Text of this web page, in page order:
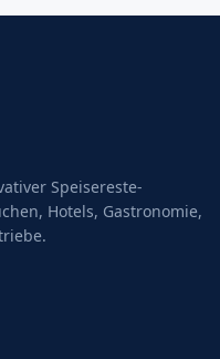
Speisereste-
Hotels, Gastronomie,